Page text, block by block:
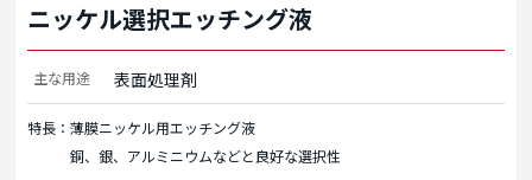
ニッケル選択エッチング液
主な用途 表面処理剤
特長：薄膜ニッケル用エッチング液
銅、銀、アルミニウムなどと良好な選択性